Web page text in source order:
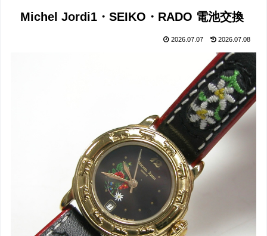
Michel Jordi1・SEIKO・RADO 電池交換
2026.07.07 2026.07.08